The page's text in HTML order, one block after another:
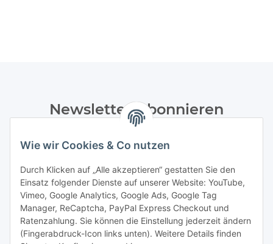
Wie wir Cookies & Co nutzen
Durch Klicken auf „Alle akzeptieren“ gestatten Sie den
Einsatz folgender Dienste auf unserer Website: YouTube,
Vimeo, Google Analytics, Google Ads, Google Tag
Manager, ReCaptcha, PayPal Express Checkout und
Ratenzahlung. Sie können die Einstellung jederzeit ändern
(Fingerabdruck-Icon links unten). Weitere Details finden
Newsletter Abonnieren
Datenschutzerklärungregelmäßig und jederzeit widerruflich
Abonnieren
Informationen